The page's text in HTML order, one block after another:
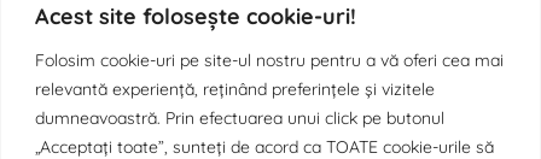
Acest site folosește cookie-uri!
Folosim cookie-uri pe site-ul nostru pentru a vă oferi cea mai
relevantă experiență, reținând preferințele și vizitele
dumneavoastră. Prin efectuarea unui click pe butonul
„Acceptați toate”, sunteți de acord ca TOATE cookie-urile să
e-MOL
Aplicația de digitalizare a proceselor administrative
prin Monitorul Oficial Local